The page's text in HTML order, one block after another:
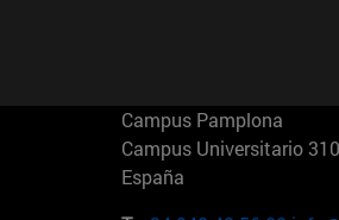
Campus Pamplona
Campus Universitario
España